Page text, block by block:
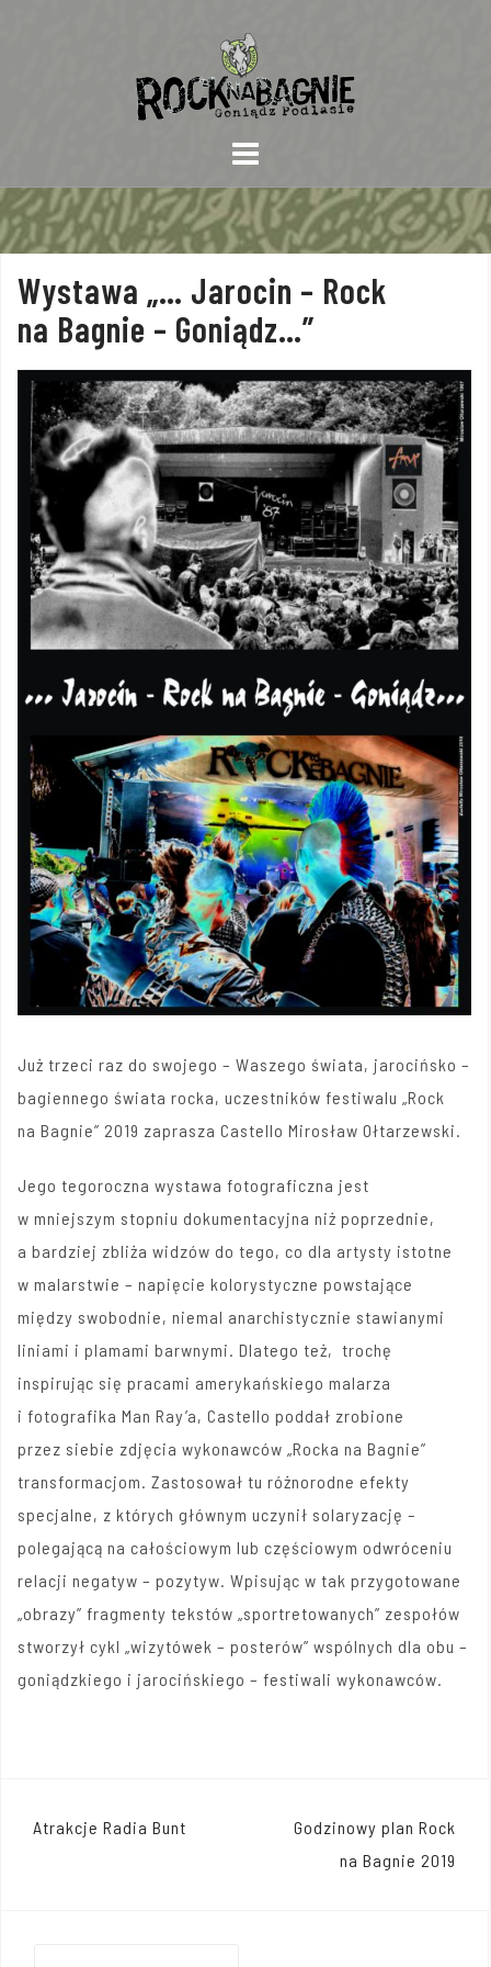
Wystawa „… Jarocin – Rock
na Bagnie – Goniądz…”
Już trzeci raz do swojego – Waszego świata, jarocińsko –
bagiennego świata rocka, uczestników festiwalu „Rock
na Bagnie” 2019 zaprasza Castello Mirosław Ołtarzewski.
Jego tegoroczna wystawa fotograficzna jest
w mniejszym stopniu dokumentacyjna niż poprzednie,
a bardziej zbliża widzów do tego, co dla artysty istotne
w malarstwie – napięcie kolorystyczne powstające
między swobodnie, niemal anarchistycznie stawianymi
liniami i plamami barwnymi. Dlatego też, trochę
inspirując się pracami amerykańskiego malarza
i fotografika Man Ray’a, Castello poddał zrobione
przez siebie zdjęcia wykonawców „Rocka na Bagnie”
transformacjom. Zastosował tu różnorodne efekty
specjalne, z których głównym uczynił solaryzację –
polegającą na całościowym lub częściowym odwróceniu
relacji negatyw – pozytyw. Wpisując w tak przygotowane
„obrazy” fragmenty tekstów „sportretowanych” zespołów
stworzył cykl „wizytówek – posterów” wspólnych dla obu –
goniądzkiego i jarocińskiego – festiwali wykonawców.
Nawigacja
Atrakcje Radia Bunt
Godzinowy plan Rock
na Bagnie 2019